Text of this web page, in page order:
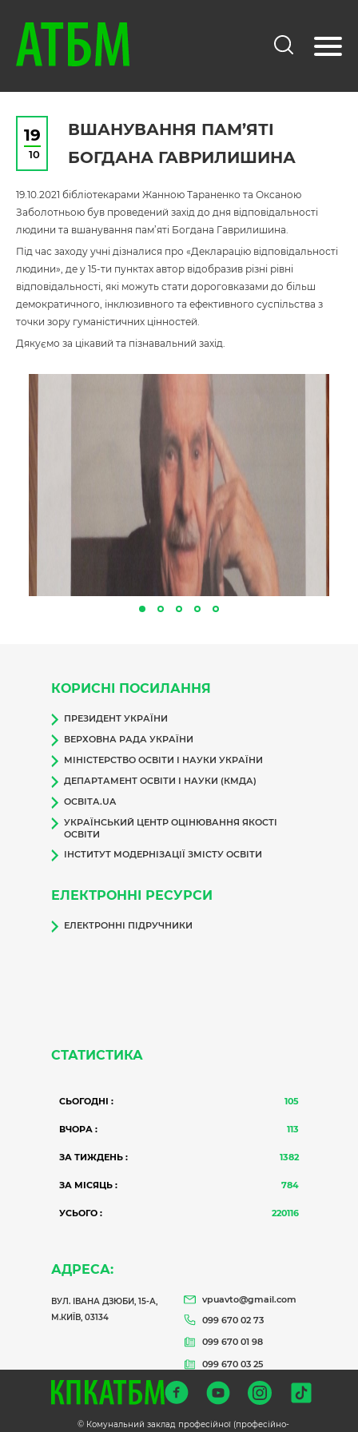
19
10
ВШАНУВАННЯ ПАМ’ЯТІ
БОГДАНА ГАВРИЛИШИНА
19.10.2021 бібліотекарами Жанною Тараненко та Оксаною
Заболотньою був проведений захід до дня відповідальності
людини та вшанування пам’яті Богдана Гаврилишина.
Під час заходу учні дізналися про «Декларацію відповідальності
людини», де у 15-ти пунктах автор відобразив різні рівні
відповідальності, які можуть стати дороговказами до більш
демократичного, інклюзивного та ефективного суспільства з
точки зору гуманістичних цінностей.
Дякуємо за цікавий та пізнавальний захід.
КОРИСНІ ПОСИЛАННЯ
ПРЕЗИДЕНТ УКРАЇНИ
ВЕРХОВНА РАДА УКРАЇНИ
МІНІСТЕРСТВО ОСВІТИ І НАУКИ УКРАЇНИ
ДЕПАРТАМЕНТ ОСВІТИ І НАУКИ (КМДА)
ОСВІТА.UA
УКРАЇНСЬКИЙ ЦЕНТР ОЦІНЮВАННЯ ЯКОСТІ
ОСВІТИ
ІНСТИТУТ МОДЕРНІЗАЦІЇ ЗМІСТУ ОСВІТИ
ЕЛЕКТРОННІ РЕСУРСИ
ЕЛЕКТРОННІ ПІДРУЧНИКИ
СТАТИСТИКА
СЬОГОДНІ : 105
ВЧОРА : 113
ЗА ТИЖДЕНЬ : 1382
ЗА МІСЯЦЬ : 784
УСЬОГО : 220116
АДРЕСА:
ВУЛ. ІВАНА ДЗЮБИ, 15-А,
М.КИЇВ, 03134
vpuavto@gmail.com
099 670 02 73
099 670 01 98
099 670 03 25
© Комунальний заклад професійної (професійно-